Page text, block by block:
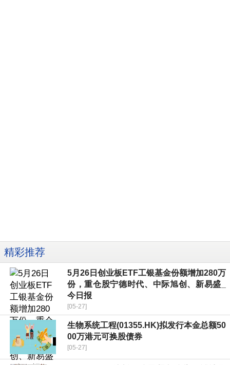
精彩推荐
5月26日创业板ETF工银基金份额增加280万
份，重仓股宁德时代、中际旭创、新易盛_
今日报
[05-27]
生物系统工程(01355.HK)拟发行本金总额50
00万港元可换股债券
[05-27]